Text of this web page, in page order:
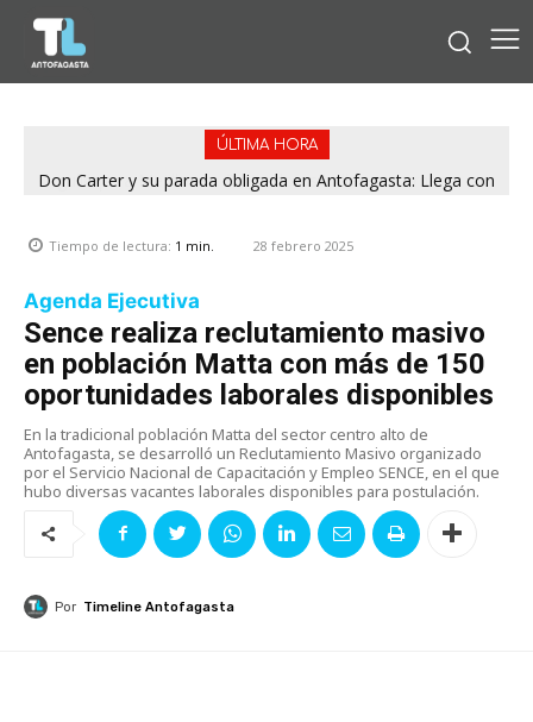
ÚLTIMA HORA
Don Carter y su parada obligada en Antofagasta: Llega con
Tiempo de lectura: 1 min. 28 febrero 2025
Agenda Ejecutiva
Sence realiza reclutamiento masivo
en población Matta con más de 150
oportunidades laborales disponibles
En la tradicional población Matta del sector centro alto de
Antofagasta, se desarrolló un Reclutamiento Masivo organizado
por el Servicio Nacional de Capacitación y Empleo SENCE, en el que
hubo diversas vacantes laborales disponibles para postulación.
Por Timeline Antofagasta